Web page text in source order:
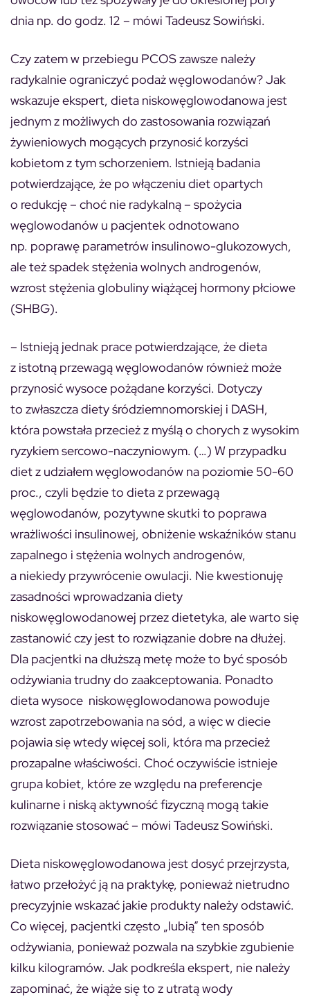
dnia np. do godz. 12 – mówi Tadeusz Sowiński.
Czy zatem w przebiegu PCOS zawsze należy
radykalnie ograniczyć podaż węglowodanów? Jak
wskazuje ekspert, dieta niskowęglowodanowa jest
jednym z możliwych do zastosowania rozwiązań
żywieniowych mogących przynosić korzyści
kobietom z tym schorzeniem. Istnieją badania
potwierdzające, że po włączeniu diet opartych
o redukcję – choć nie radykalną – spożycia
węglowodanów u pacjentek odnotowano
np. poprawę parametrów insulinowo-glukozowych,
ale też spadek stężenia wolnych androgenów,
wzrost stężenia globuliny wiążącej hormony płciowe
(SHBG).
– Istnieją jednak prace potwierdzające, że dieta
z istotną przewagą węglowodanów również może
przynosić wysoce pożądane korzyści. Dotyczy
to zwłaszcza diety śródziemnomorskiej i DASH,
która powstała przecież z myślą o chorych z wysokim
ryzykiem sercowo-naczyniowym. (…) W przypadku
diet z udziałem węglowodanów na poziomie 50-60
proc., czyli będzie to dieta z przewagą
węglowodanów, pozytywne skutki to poprawa
wrażliwości insulinowej, obniżenie wskaźników stanu
zapalnego i stężenia wolnych androgenów,
a niekiedy przywrócenie owulacji. Nie kwestionuję
zasadności wprowadzania diety
niskowęglowodanowej przez dietetyka, ale warto się
zastanowić czy jest to rozwiązanie dobre na dłużej.
Dla pacjentki na dłuższą metę może to być sposób
odżywiania trudny do zaakceptowania. Ponadto
dieta wysoce niskowęglowodanowa powoduje
wzrost zapotrzebowania na sód, a więc w diecie
pojawia się wtedy więcej soli, która ma przecież
prozapalne właściwości. Choć oczywiście istnieje
grupa kobiet, które ze względu na preferencje
kulinarne i niską aktywność fizyczną mogą takie
rozwiązanie stosować – mówi Tadeusz Sowiński.
Dieta niskowęglowodanowa jest dosyć przejrzysta,
łatwo przełożyć ją na praktykę, ponieważ nietrudno
precyzyjnie wskazać jakie produkty należy odstawić.
Co więcej, pacjentki często „lubią” ten sposób
odżywiania, ponieważ pozwala na szybkie zgubienie
kilku kilogramów. Jak podkreśla ekspert, nie należy
zapominać, że wiąże się to z utratą wody